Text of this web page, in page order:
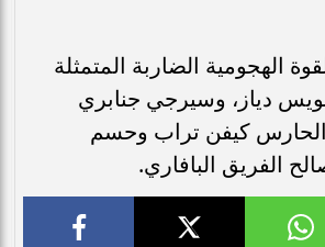
الهجومية الضاربة المتمثلة
دياز، وسيرجي جنابري
كيفن تراب وحسم
الفريق البافاري.